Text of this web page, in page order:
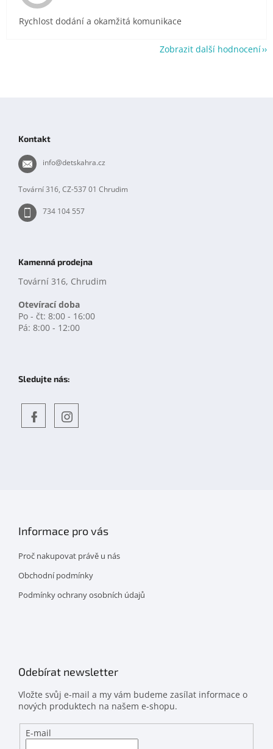
Rychlost dodání a okamžitá komunikace
Zobrazit další hodnocení
Kontakt
info@detskahra.cz
Tovární 316, CZ-537 01 Chrudim
734 104 557
Kamenná prodejna
Tovární 316, Chrudim
Otevírací doba
Po - čt: 8:00 - 16:00
Pá: 8:00 - 12:00
Sledujte nás:
Informace pro vás
Proč nakupovat právě u nás
Obchodní podmínky
Podmínky ochrany osobních údajů
Odebírat newsletter
Vložte svůj e-mail a my vám budeme zasílat informace o
nových produktech na našem e-shopu.
E-mail